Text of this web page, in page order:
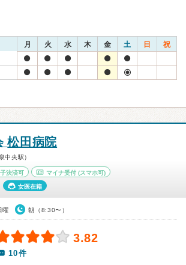
月 火 水 木 金 土 日 祝
松田病院
中央駅）
決済可 マイナ受付 (スマホ可)
女医在籍
曜 朝（8:30〜）
3.82
10件